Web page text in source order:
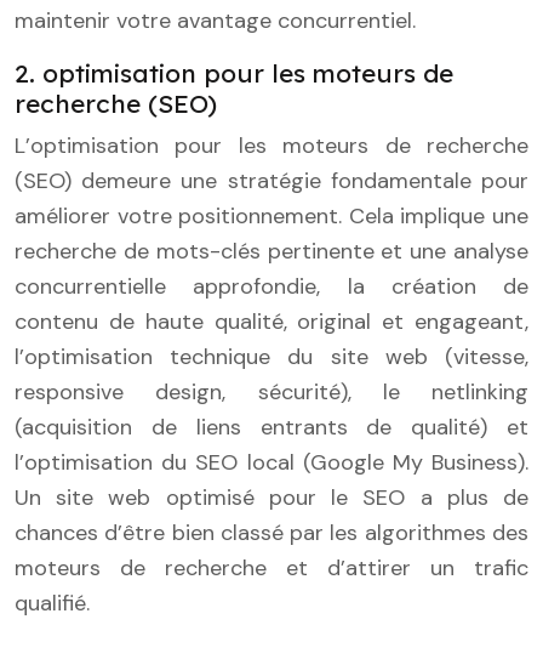
maintenir votre avantage concurrentiel.
2. optimisation pour les moteurs de
recherche (SEO)
L’optimisation pour les moteurs de recherche
(SEO) demeure une stratégie fondamentale pour
améliorer votre positionnement. Cela implique une
recherche de mots-clés pertinente et une analyse
concurrentielle approfondie, la création de
contenu de haute qualité, original et engageant,
l’optimisation technique du site web (vitesse,
responsive design, sécurité), le netlinking
(acquisition de liens entrants de qualité) et
l’optimisation du SEO local (Google My Business).
Un site web optimisé pour le SEO a plus de
chances d’être bien classé par les algorithmes des
moteurs de recherche et d’attirer un trafic
qualifié.